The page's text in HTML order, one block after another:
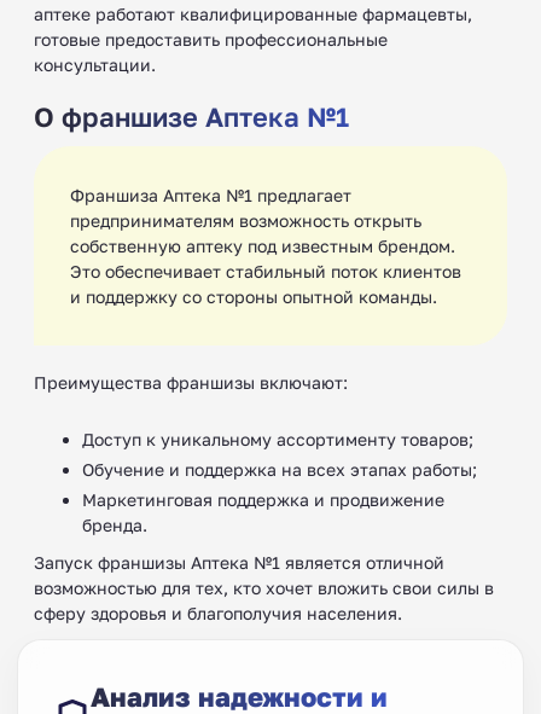
аптеке работают квалифицированные фармацевты,
готовые предоставить профессиональные
консультации.
О франшизе Аптека №1
Франшиза Аптека №1 предлагает
предпринимателям возможность открыть
собственную аптеку под известным брендом.
Это обеспечивает стабильный поток клиентов
и поддержку со стороны опытной команды.
Преимущества франшизы включают:
Доступ к уникальному ассортименту товаров;
Обучение и поддержка на всех этапах работы;
Маркетинговая поддержка и продвижение
бренда.
Запуск франшизы Аптека №1 является отличной
возможностью для тех, кто хочет вложить свои силы в
сферу здоровья и благополучия населения.
Анализ надежности и